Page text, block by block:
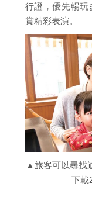
行證，優先暢玩
賞精彩表演。
▲旅客可以尋找
下載